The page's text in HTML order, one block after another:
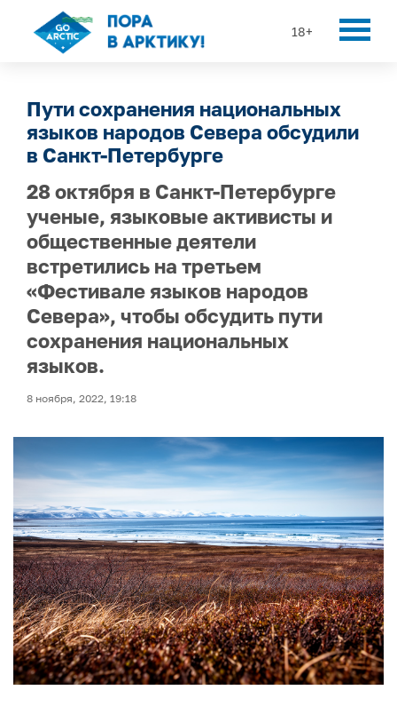
18+
Пути сохранения национальных
языков народов Севера обсудили
в Санкт-Петербурге
28 октября в Санкт-Петербурге
ученые, языковые активисты и
общественные деятели
встретились на третьем
«Фестивале языков народов
Севера», чтобы обсудить пути
сохранения национальных
языков.
8 ноября, 2022, 19:18